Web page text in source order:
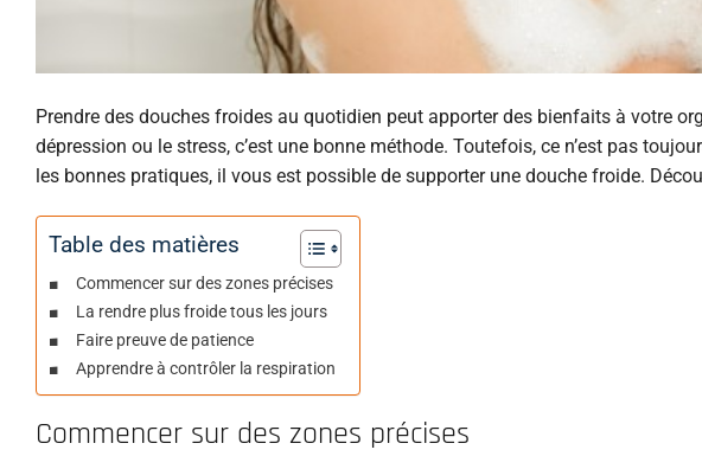
Prendre des douches froides au quotidien peut apporter des bienfaits à votre
dépression ou le stress, c’est une bonne méthode. Toutefois, ce n’est pas
les bonnes pratiques, il vous est possible de supporter une douche froide.
Table des matières
Commencer sur des zones précises
La rendre plus froide tous les jours
Faire preuve de patience
Apprendre à contrôler la respiration
Commencer sur des zones précises